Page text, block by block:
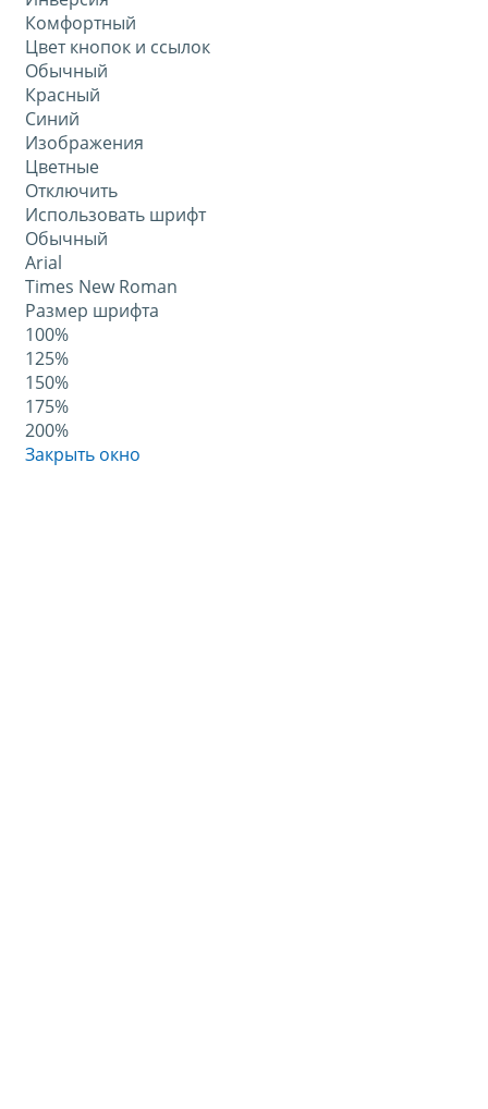
Комфортный
Цвет кнопок и ссылок
Обычный
Красный
Синий
Изображения
Цветные
Отключить
Использовать шрифт
Обычный
Arial
Times New Roman
Размер шрифта
100%
125%
150%
175%
200%
Закрыть окно